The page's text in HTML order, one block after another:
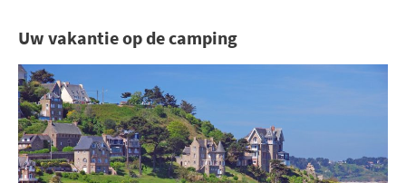
Uw vakantie op de camping